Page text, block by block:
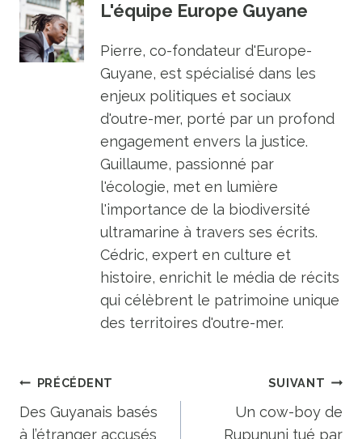
L'équipe Europe Guyane
Pierre, co-fondateur d'Europe-
Guyane, est spécialisé dans les
enjeux politiques et sociaux
d'outre-mer, porté par un profond
engagement envers la justice.
Guillaume, passionné par
l'écologie, met en lumière
l'importance de la biodiversité
ultramarine à travers ses écrits.
Cédric, expert en culture et
histoire, enrichit le média de récits
qui célèbrent le patrimoine unique
des territoires d'outre-mer.
Navigation
de
PRÉCÉDENT
Des Guyanais basés
à l’étranger accusés
SUIVANT
Un cow-boy de
Rupununi tué par